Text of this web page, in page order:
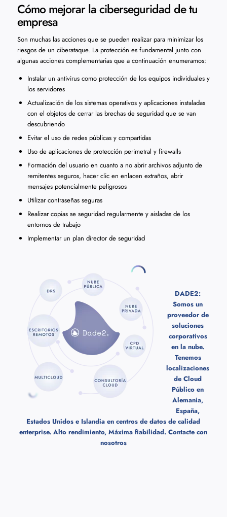
Cómo mejorar la ciberseguridad de tu
empresa
Son muchas las acciones que se pueden realizar para minimizar los
riesgos de un ciberataque. La protección es fundamental junto con
algunas acciones complementarias que a continuación enumeramos:
Instalar un antivirus como protección de los equipos individuales y
los servidores
Actualización de los sistemas operativos y aplicaciones instaladas
con el objetos de cerrar las brechas de seguridad que se van
descubriendo
Evitar el uso de redes públicas y compartidas
Uso de aplicaciones de protección perimetral y firewalls
Formación del usuario en cuanto a no abrir archivos adjunto de
remitentes seguros, hacer clic en enlacen extraños, abrir
mensajes potencialmente peligrosos
Utilizar contraseñas seguras
Realizar copias se seguridad regularmente y aisladas de los
entornos de trabajo
Implementar un plan director de seguridad
DADE2:
Somos un
proveedor de
soluciones
corporativos
en la nube.
Tenemos
localizaciones
de Cloud
Público en
Alemania,
España,
Estados Unidos e Islandia en centros de datos de calidad
enterprise. Alto rendimiento, Máxima fiabilidad.Contacte con
nosotros